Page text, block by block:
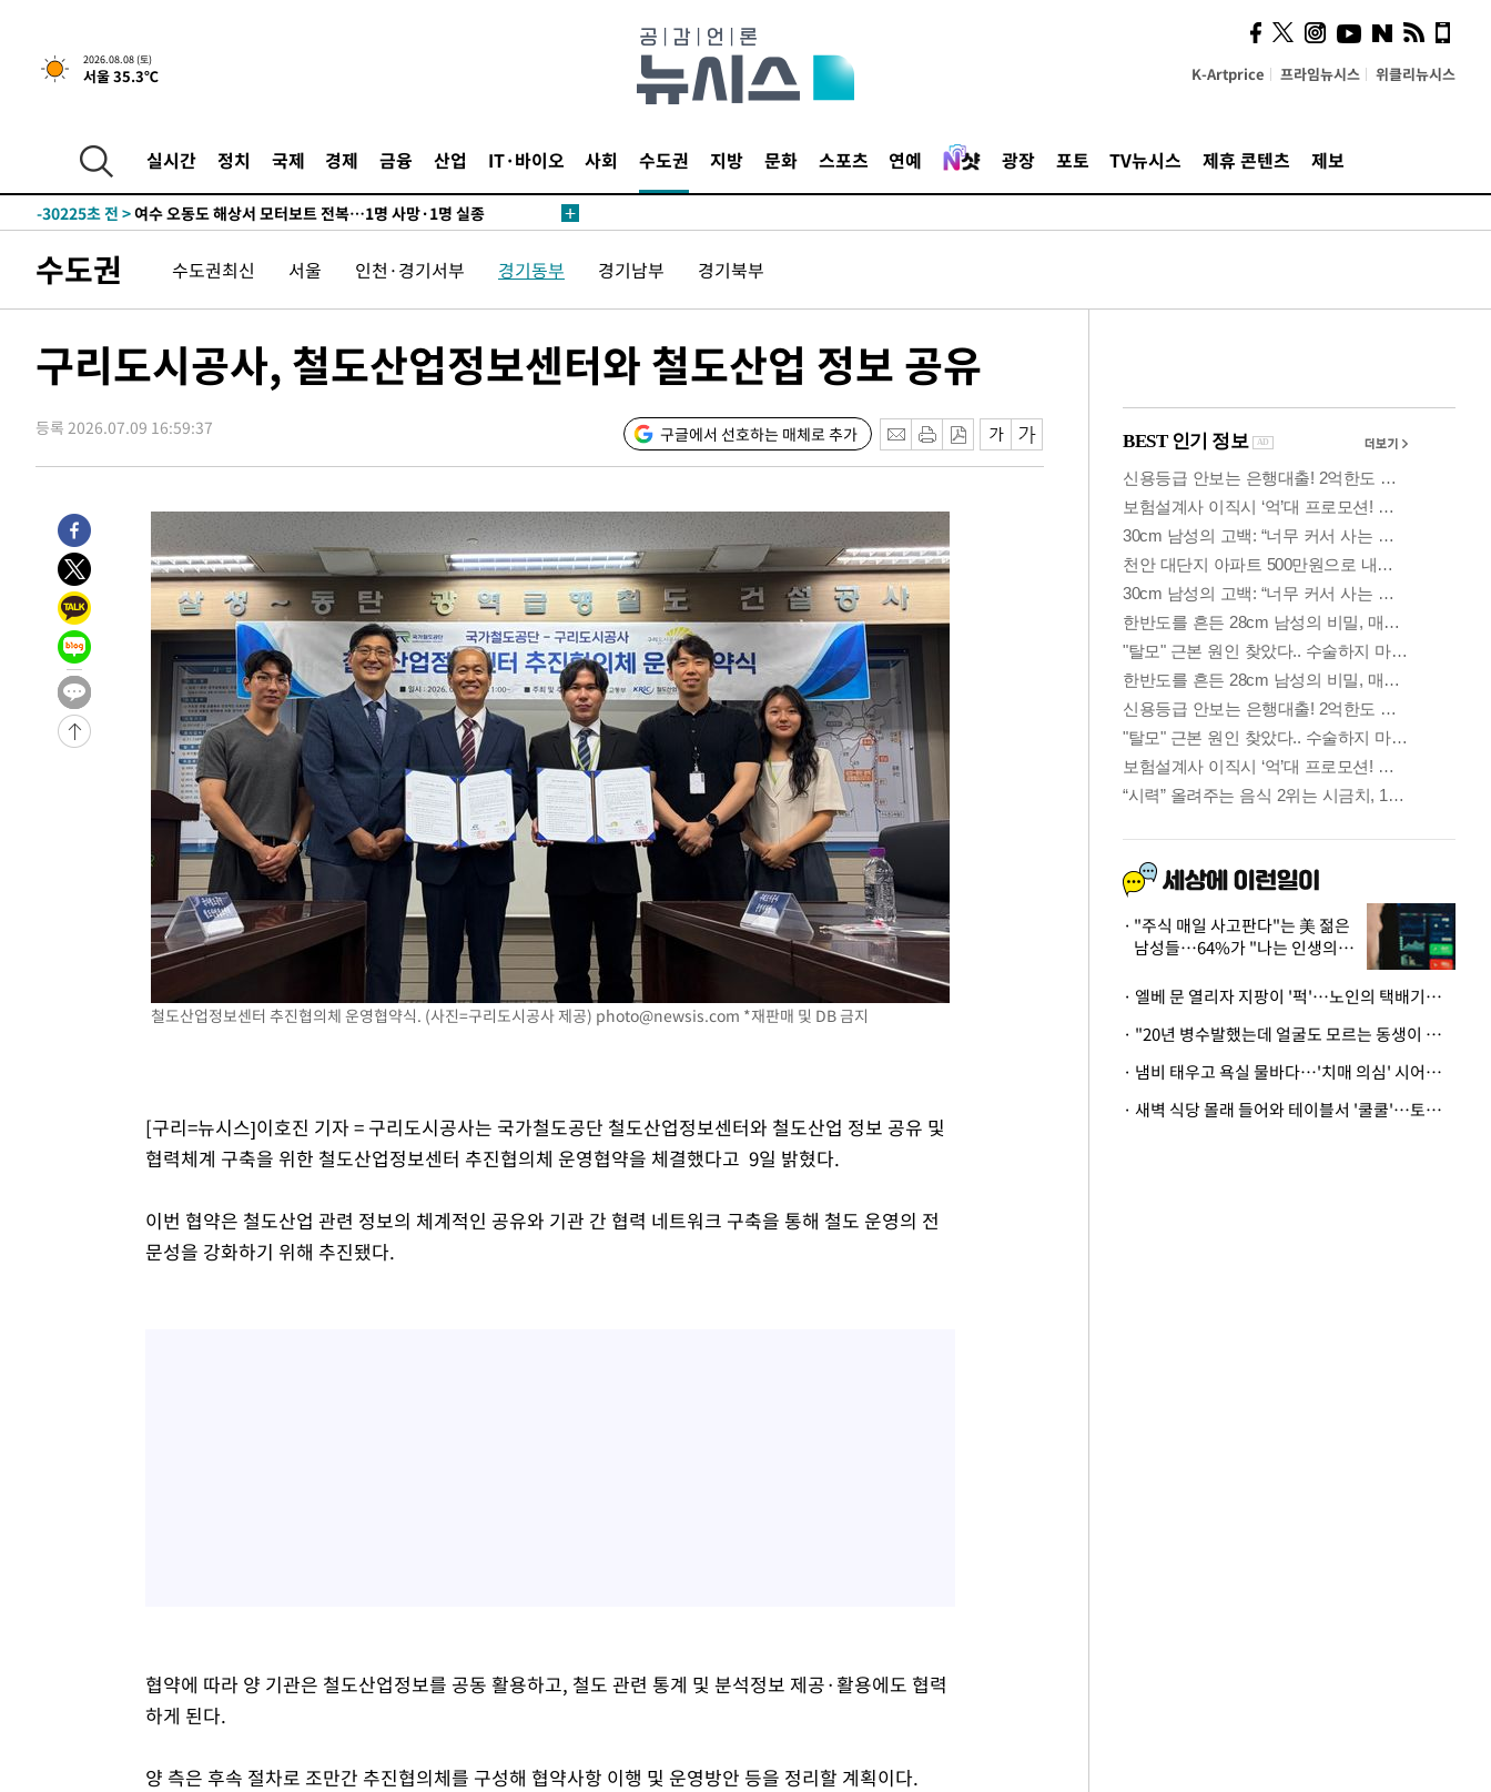
2026.08.08 (토)
서울 35.3℃ K-Artprice 프라임뉴시스 위클리뉴시스
실시간 정치 국제 경제 금융 산업 IT·바이오 사회 수도권 지방 문화 스포츠 연예 광장 포토 TV뉴시스 제휴 콘텐츠 제보
-3754초 전 >
[속보]뉴욕증시 상승 마감…S&P 0.6% 나스닥 1.3%↑
-30849초 전 >
-30225초 전 >여수 오동도 해상서 모터보트 전복…1명 사망·1명 실종
주 날씨]
-23470초 전 >
축구협회 "압수수색·성접대 논란 사과…쇄신의 기회로 삼겠다"
-21987초 전 >[속보]'압수수색·성접대 논란' 축구협회 "실망과 걱정 안겨드려 죄
-3734초 전 >[속보]뉴욕증시 상승 마감…S&P 0.6% 나스닥 1.3%↑
-30245초 전 >여수 오동도 해상서 모터보트 전복…1명 사망·1명 실종
-26472초 전 >극한폭염 한풀 꺾이지만…'낮 최고 35도' 무더위, 열대야 계속[다음
-22007초 전 >
[속보]'압수수색·성접대 논란' 축구협회 "실망과 걱정 안겨드려 죄
-10628초 전 >
'최고 37도' 폭염 지속…강원동해안 최대 150㎜ 비
-3754초 전 >
[속보]뉴욕증시 상승 마감…S&P 0.6% 나스닥 1.3%↑
수도권 수도권최신 서울 인천·경기서부 경기동부 경기남부 경기북부
구리도시공사, 철도산업정보센터와 철도산업 정보 공유
등록 2026.07.09 16:59:37 구글에서 선호하는 매체로 추가
철도산업정보센터 추진협의체 운영협약식. (사진=구리도시공사 제공) photo@newsis.com *재판매 및 DB 금지
[구리=뉴시스]이호진 기자 = 구리도시공사는 국가철도공단 철도산업정보센터와 철도산업 정보 공유 및
협력체계 구축을 위한 철도산업정보센터 추진협의체 운영협약을 체결했다고 9일 밝혔다.
이번 협약은 철도산업 관련 정보의 체계적인 공유와 기관 간 협력 네트워크 구축을 통해 철도 운영의 전
문성을 강화하기 위해 추진됐다.
협약에 따라 양 기관은 철도산업정보를 공동 활용하고, 철도 관련 통계 및 분석정보 제공·활용에도 협력
하게 된다.
양 측은 후속 절차로 조만간 추진협의체를 구성해 협약사항 이행 및 운영방안 등을 정리할 계획이다.
사이 해답 찾았죠"…알을
깨고 나온 '초자아'
"주식 매일 사고판다"는 美 젊은
남성들…64%가 "나는 인생의
· 엘베 문 열리자 지팡이 '퍽'…노인의 택배기사 폭행 이유
· "20년 병수발했는데 얼굴도 모르는 동생이 유산 절반을"…배다른 형제 상속권 있을까
· 냄비 태우고 욕실 물바다…'치매 의심' 시어머니 검사 권유했다가 '날벼락'
· 새벽 식당 몰래 들어와 테이블서 '쿨쿨'…토사물 남기고 사라진 남성